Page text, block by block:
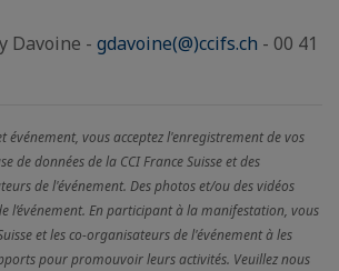
Davoine - gdavoine(@)ccifs.ch - 00 41
événement, vous acceptez l'enregistrement de vos
de données de la CCI France Suisse et des
de l'événement. Des photos et/ou des vidéos
l’événement. En participant à la manifestation, vous
et les co-organisateurs de l'événement à les
pour promouvoir leurs activités. Veuillez nous